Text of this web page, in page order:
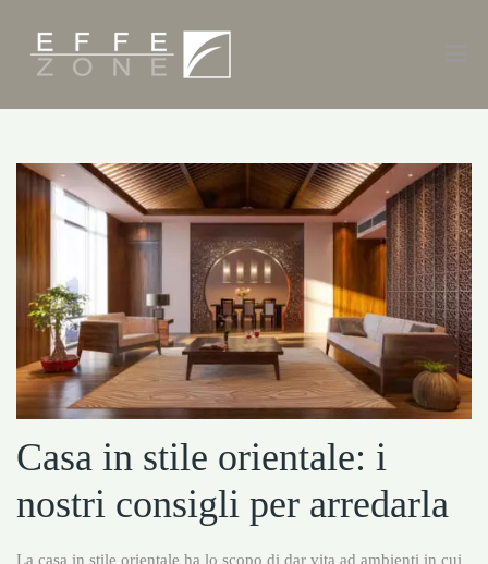
Casa in stile orientale: i
nostri consigli per arredarla
La casa in stile orientale ha lo scopo di dar vita ad ambienti in cui